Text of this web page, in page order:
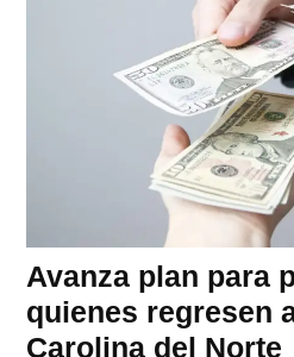
Avanza plan para
quienes regresen
Carolina del Norte